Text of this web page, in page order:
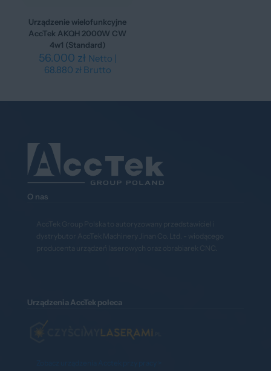
Urządzenie wielofunkcyjne
AccTek AKQH 2000W CW
4w1 (Standard)
56.000 zł Netto |
68.880 złBrutto
O nas
AccTek Group Polska to autoryzowany przedstawiciel i
dystrybutor AccTek Machinery Jinan Co. Ltd. - wiodącego
producenta urządzeń laserowych oraz obrabiarek CNC.
Urządzenia AccTek poleca